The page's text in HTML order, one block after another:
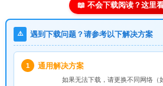
📖 不会下载阅读？这里
⚠️ 遇到下载问题？请参考以下解决方案
1 通用解决方案
如果无法下载，请更换不同网络（